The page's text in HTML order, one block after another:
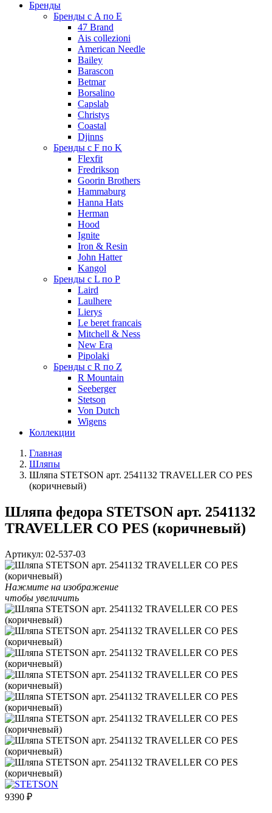
Бренды
Бренды с A по E
47 Brand
Ais collezioni
American Needle
Bailey
Barascon
Betmar
Borsalino
Capslab
Christys
Coastal
Djinns
Бренды с F по K
Flexfit
Fredrikson
Goorin Brothers
Hammaburg
Hanna Hats
Herman
Hood
Ignite
Iron & Resin
John Hatter
Kangol
Бренды с L по P
Laird
Laulhere
Lierys
Le beret francais
Mitchell & Ness
New Era
Pipolaki
Бренды с R по Z
R Mountain
Seeberger
Stetson
Von Dutch
Wigens
Коллекции
Главная
Шляпы
Шляпа STETSON арт. 2541132 TRAVELLER CO PES
(коричневый)
Шляпа федора STETSON арт. 2541132
TRAVELLER CO PES (коричневый)
Артикул: 02-537-03
Нажмите на изображение
чтобы увеличить
9390 ₽